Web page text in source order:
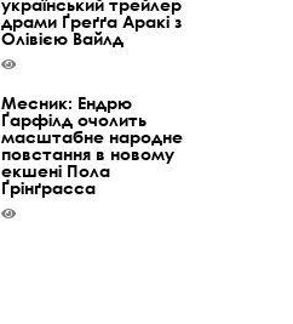
драми Ґреґґа Аракі з
Олівією Вайлд
Месник: Ендрю
Ґарфілд очолить
масштабне народне
повстання в новому
екшені Пола
Ґрінґрасса